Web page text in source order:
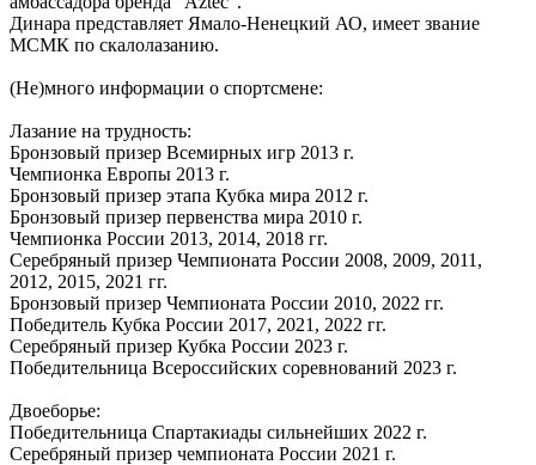
Динара представляет Ямало-Ненецкий АО, имеет звание
МСМК по скалолазанию.
(Не)много информации о спортсмене:
Лазание на трудность:
Бронзовый призер Всемирных игр 2013 г.
Чемпионка Европы 2013 г.
Бронзовый призер этапа Кубка мира 2012 г.
Бронзовый призер первенства мира 2010 г.
Чемпионка России 2013, 2014, 2018 гг.
Серебряный призер Чемпионата России 2008, 2009, 2011,
2012, 2015, 2021 гг.
Бронзовый призер Чемпионата России 2010, 2022 гг.
Победитель Кубка России 2017, 2021, 2022 гг.
Серебряный призер Кубка России 2023 г.
Победительница Всероссийских соревнований 2023 г.
Двоеборье:
Победительница Спартакиады сильнейших 2022 г.
Серебряный призер чемпионата России 2021 г.